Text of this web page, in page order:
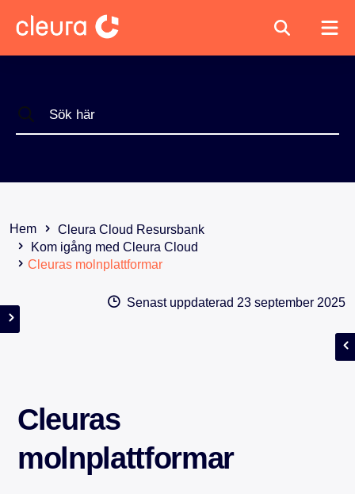
Hem
Cleura Cloud Resursbank
Kom igång med Cleura Cloud
Cleuras molnplattformar
Senast uppdaterad 23 september 2025
Cleuras
molnplattformar